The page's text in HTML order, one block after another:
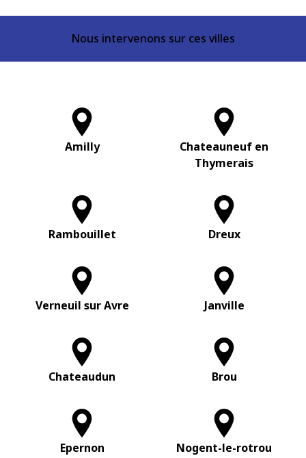
Nous intervenons sur ces villes
Amilly
Chateauneuf en
Thymerais
Rambouillet Dreux
Verneuil sur Avre Janville
Chateaudun Brou
Epernon Nogent-le-rotrou